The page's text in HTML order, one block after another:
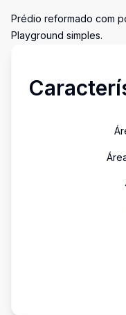
Prédio reformado com
Playground simples.